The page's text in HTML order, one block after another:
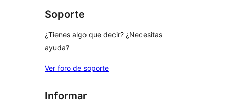
Soporte
¿Tienes algo que decir? ¿Necesitas
ayuda?
Ver foro de soporte
Informar